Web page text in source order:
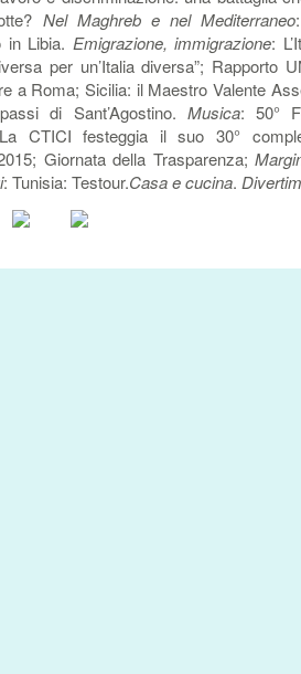
Nel Maghreb e nel Mediterraneo
in Libia. Emigrazione, immigrazione:
per un’Italia diversa”; Rapporto
a Roma; Sicilia: il Maestro Valente
di Sant’Agostino. Musica: 50°
CTICI festeggia il suo 30°
Giornata della Trasparenza;
: Tunisia: Testour.Casa e cucina.